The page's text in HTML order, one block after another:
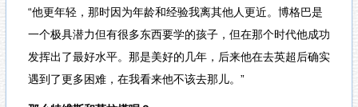
“他更年轻，那时因为年龄和经验我离其他人更近。博格巴是
一个极具潜力但有很多东西要学的孩子，但在那个时代他成功
发挥出了最好水平。那是美好的几年，后来他在去英超后确实
遇到了更多困难，在我看来他不该去那儿。”